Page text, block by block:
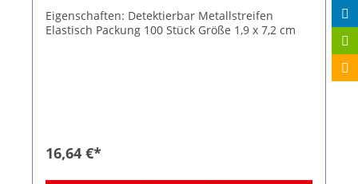
Eigenschaften: Detektierbar Metallstreifen
Elastisch Packung 100 Stück Größe 1,9 x 7,2 cm
16,64 €*